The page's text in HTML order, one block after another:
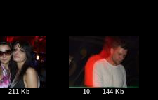
211 Kb 10. 144 Kb